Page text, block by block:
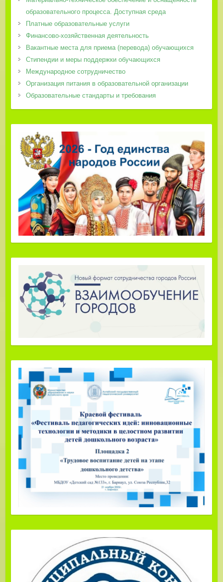
образовательного процесса. Доступная среда
Платные образовательные услуги
Финансово-хозяйственная деятельность
Вакантные места для приема (перевода) обучающихся
Стипендии и меры поддержки обучающихся
Международное сотрудничество
Организация питания в образовательной организации
Образовательные стандарты и требования